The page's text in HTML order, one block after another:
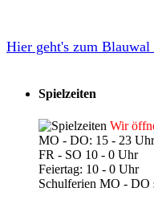
Hier geht's zum
Spielzeiten
Wir
MO - DO: 15 - 23 Uhr
FR - SO 10 - 0 Uhr
Feiertag: 10 - 0 Uhr
Schulferien MO - DO